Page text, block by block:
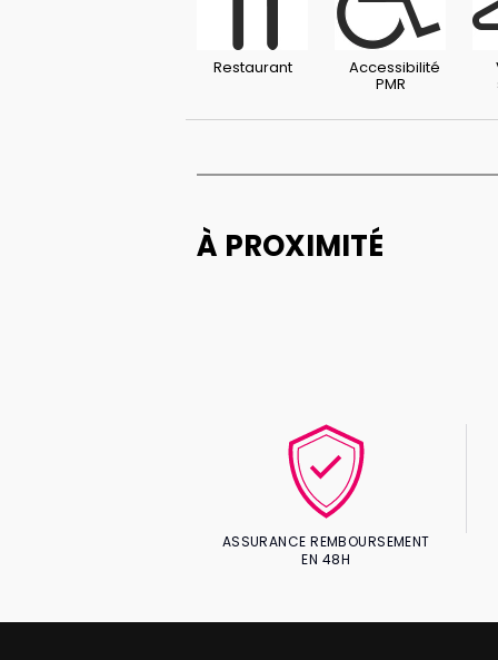
Restaurant Accessibilité
PMR
À PROXIMITÉ
ASSURANCE REMBOURSEMENT
EN 48H